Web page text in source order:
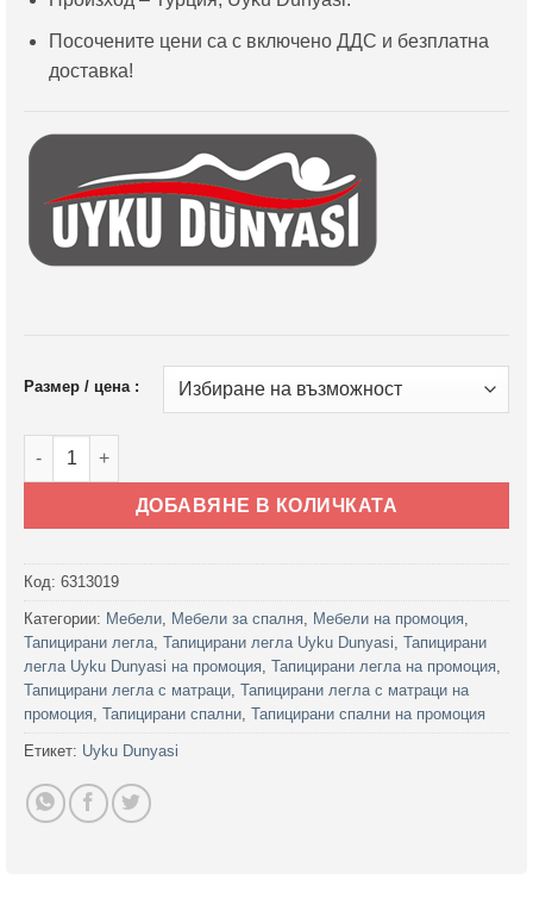
Посочените цени са с включено ДДС и безплатна
доставка!
Размер / цена :
количество за Тапицирано легло Alize Тъмносиво - с
ДОБАВЯНЕ В КОЛИЧКАТА
Код: 6313019
Категории: Мебели Мебели за спалня Мебели на промоция
Тапицирани легла Тапицирани легла Uyku Dunyasi Тапицирани
легла Uyku Dunyasi на промоция Тапицирани легла на промоция
Тапицирани легла с матраци Тапицирани легла с матраци на
промоция Тапицирани спални Тапицирани спални на промоция
Етикет: Uyku Dunyasi